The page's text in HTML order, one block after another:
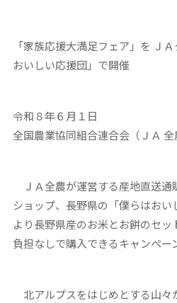
「家族応援大満足フェア」を Ｊ
おいしい応援団」で開催
令和８年６月１日
全国農業協同組合連合会（ＪＡ 全
ＪＡ全農が運営する産地直送通
ショップ、長野県の「僕らはおい
より長野県産のお米とお餅のセ
負担なしで購入できるキャンペー
北アルプスをはじめとする山々